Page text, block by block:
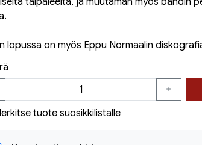
lopussa on myös Eppu Normaalin
tuote suosikkilistalle